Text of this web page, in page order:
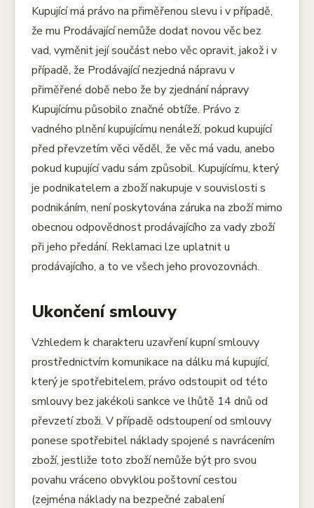
Kupující má právo na přiměřenou slevu i v případě,
že mu Prodávající nemůže dodat novou věc bez
vad, vyměnit její součást nebo věc opravit, jakož i v
případě, že Prodávající nezjedná nápravu v
přiměřené době nebo že by zjednání nápravy
Kupujícímu působilo značné obtíže. Právo z
vadného plnění kupujícímu nenáleží, pokud kupující
před převzetím věci věděl, že věc má vadu, anebo
pokud kupující vadu sám způsobil. Kupujícímu, který
je podnikatelem a zboží nakupuje v souvislosti s
podnikáním, není poskytována záruka na zboží mimo
obecnou odpovědnost prodávajícího za vady zboží
při jeho předání. Reklamaci lze uplatnit u
prodávajícího, a to ve všech jeho provozovnách.
Ukončení smlouvy
Vzhledem k charakteru uzavření kupní smlouvy
prostřednictvím komunikace na dálku má kupující,
který je spotřebitelem, právo odstoupit od této
smlouvy bez jakékoli sankce ve lhůtě 14 dnů od
převzetí zboži. V případě odstoupení od smlouvy
ponese spotřebitel náklady spojené s navrácením
zboží, jestliže toto zboží nemůže být pro svou
povahu vráceno obvyklou poštovní cestou
(zejména náklady na bezpečné zabalení